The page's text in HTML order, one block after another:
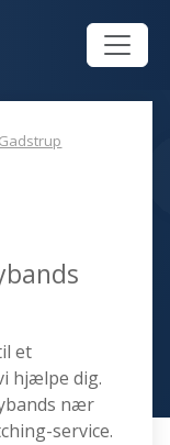
Gadstrup
et
hjælpe dig.
nær
service.